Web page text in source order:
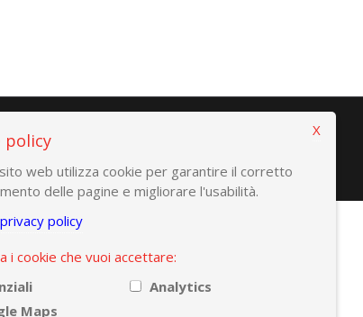
policy
web utilizza cookie per garantire il corretto
delle pagine e migliorare l'usabilità.
policy
i cookie che vuoi accettare:
Analytics
Maps
X